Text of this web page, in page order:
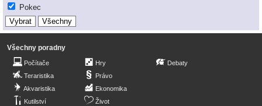
Pokec
Všechny poradny
Počítače
Teraristika
Akvaristika
Kutilství
Hry
Právo
Ekonomika
Život
Debaty